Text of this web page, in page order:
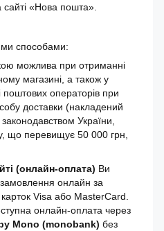
сайті «Нова пошта».
способами:
можлива при отриманні
магазині, а також у
поштових операторів при
доставки (накладений
України,
що перевищує 50 000 грн,
(онлайн-оплата) Ви
онлайн за
Visa або MasterCard.
онлайн-оплата через
Mono (monobank) без